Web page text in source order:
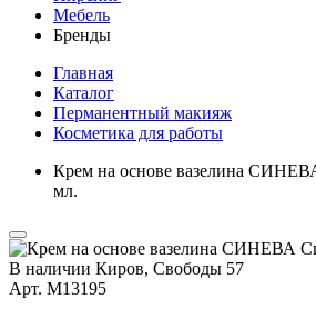
Мебель
Бренды
Главная
Каталог
Перманентный макияж
Косметика для работы
Крем на основе вазелина
мл.
В наличии Киров, Свободы 57
Арт. М13195